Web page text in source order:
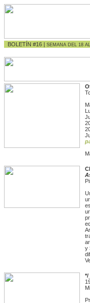
BOLETÍN #16 | SEMANA DEL 18
y
*/